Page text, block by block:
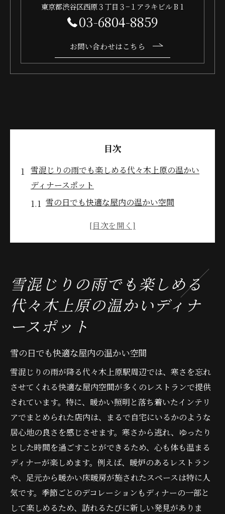
東京都渋谷区西原３丁目３−１アラキビル B 1
03-6804-8859
お問い合わせはこちら
目次
雪混じりの雨でも楽しめる代々木上原の温かい
ディナースポット
雪の日でも快適な屋内の温かい空間
地元の食材を使った心温まるメニュー
家族や友人と楽しめる落ち着いた雰囲気
冬の夜にぴったりなドリンクメニュー
冬の寒さを忘れる美味しいディナー代々木上原
駅周辺の魅力
心も体も温まるスープ料理
地元のワインと合わせたペアリング
冬限定の特別メニュー紹介
暖かなインテリアが魅力の店舗
雪の日でも安心のアクセス方法
冬の夜景を楽しむ窓際の席
地元食材を活かした代々木上原の人気ディナー
農家直送の新鮮野菜を使った料理
地元漁港から届く新鮮な魚介
雪混じりの雨でも楽しめる
代々木上原の温かいディナ
ースポット
雪の日でも快適な屋内の温かい空間
雪混じりの雨が降る代々木上原駅周辺では、寒さを忘れ
させてくれる快適な屋内空間が多くのレストランで提供
されています。特に、暖かい照明と落ち着いたインテリ
アでまとめられた店内は、まるで自宅にいるかのような
居心地の良さを感じさせます。寒さから逃れ、ゆったり
とした時間を過ごすことができるため、心も体も温まる
ディナーが楽しめます。例えば、暖炉のあるレストラン
や、足元から暖かい床暖房が施されたスペースは特に人
気です。季節ごとのデコレーションもディナーの一部と
して楽しめるため、訪れるたびに新しい発見がありま